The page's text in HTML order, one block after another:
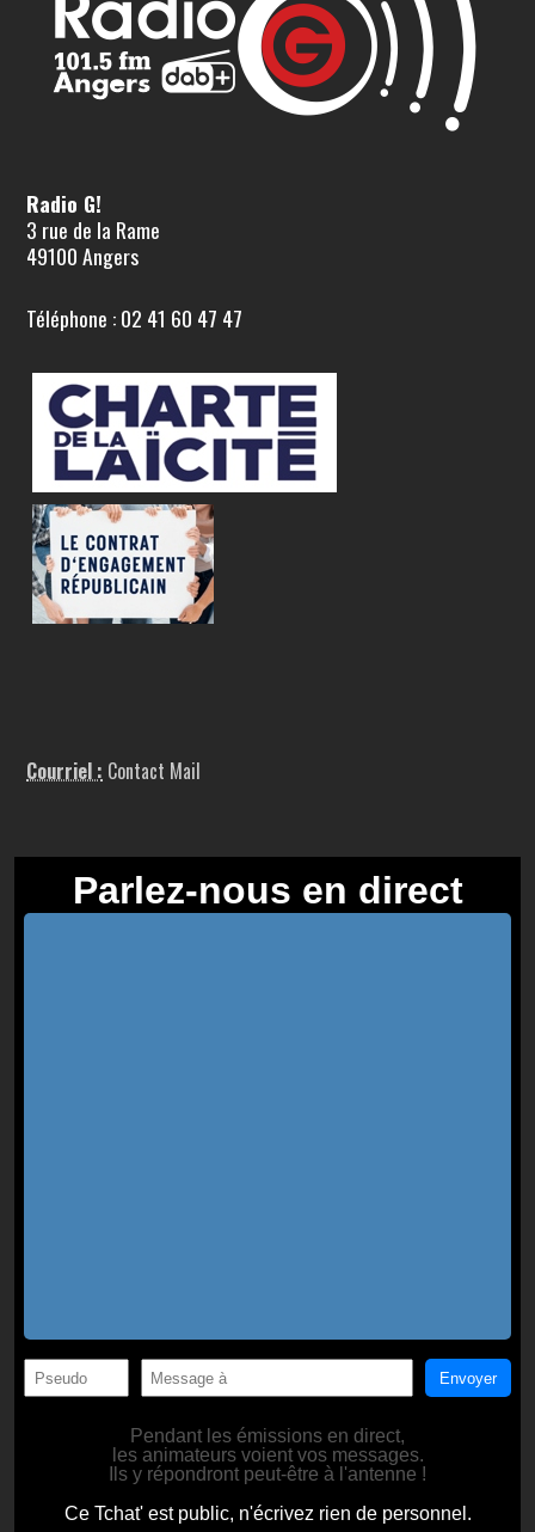
Radio G!
3 rue de la Rame
49100 Angers
Téléphone : 02 41 60 47 47
Courriel : Contact Mail